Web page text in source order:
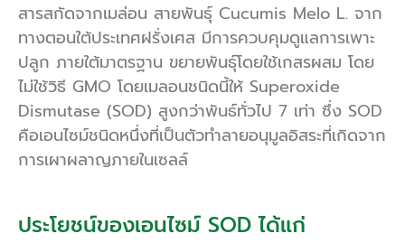
สารสกัดจากเมล่อน สายพันธุ์ Cucumis Melo L. จาก
ทางตอนใต้ประเทศฝรั่งเศส มีการควบคุมดูแลการเพาะ
ปลูก ภายใต้มาตรฐาน ขยายพันธุ์โดยใช้เกสรผสม โดย
ไม่ใช้วิธี GMO โดยเมลอนชนิดนี้ให้ Superoxide
Dismutase (SOD) สูงกว่าพันธ์ทั่วไป 7 เท่า ซึ่ง SOD
คือเอนไซม์ชนิดหนึ่งที่เป็นตัวทำลายอนุมูลอิสระที่เกิดจาก
การเผาผลาญภายในเซลล์
ประโยชน์ของเอนไซม์ SOD ได้แก่